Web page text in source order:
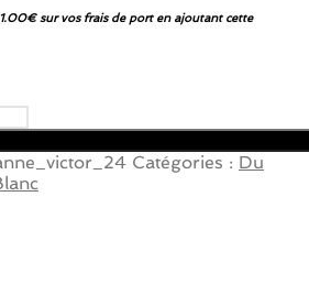
sur vos frais de port en ajoutant cette
Catégories : Du